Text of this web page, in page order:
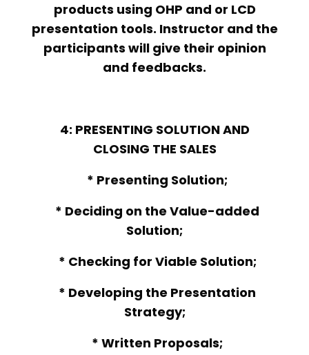
products using OHP and or LCD
presentation tools. Instructor and the
participants will give their opinion
and feedbacks.
4: PRESENTING SOLUTION AND
CLOSING THE SALES
* Presenting Solution;
* Deciding on the Value-added
Solution;
* Checking for Viable Solution;
* Developing the Presentation
Strategy;
* Written Proposals;